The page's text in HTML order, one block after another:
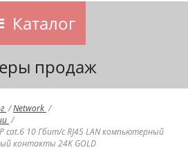
Каталог
продаж
/Network /
/
cat.6 10 Гбит/с RJ45 LAN компьютерный
контакты 24K GOLD